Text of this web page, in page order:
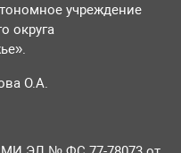
учреждение
округа
О.А.